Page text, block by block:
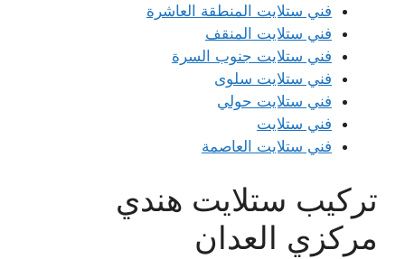
فني ستلايت المنطقة العاشرة
فني ستلايت المنقف
فني ستلايت جنوب السرة
فني ستلايت سلوى
فني ستلايت حولي
فني ستلايت
فني ستلايت العاصمة
تركيب ستلايت هندي
مركزي العدان